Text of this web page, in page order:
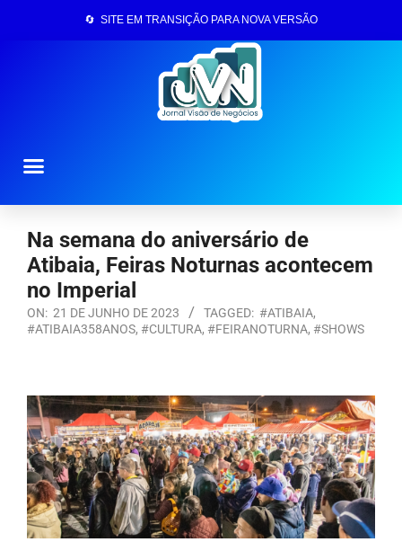
🔄 SITE EM TRANSIÇÃO PARA NOVA VERSÃO
Na semana do aniversário de
Atibaia, Feiras Noturnas acontecem
no Imperial
ON: 21 DE JUNHO DE 2023 TAGGED: #ATIBAIA,
#ATIBAIA358ANOS, #CULTURA, #FEIRANOTURNA, #SHOWS